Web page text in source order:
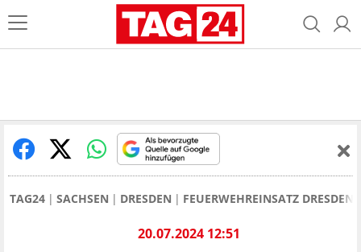
TAG24 SACHSEN DRESDEN FEUERWEHREINSATZ DRESDEN
20.07.2024 12:51